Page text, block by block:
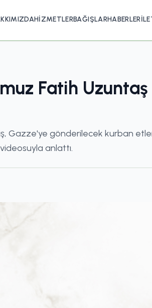
HIZMETLERBAĞIŞLARHABERLER
Fatih Uzuntaş
Gazze'ye gönderilecek kurban
anlattı.